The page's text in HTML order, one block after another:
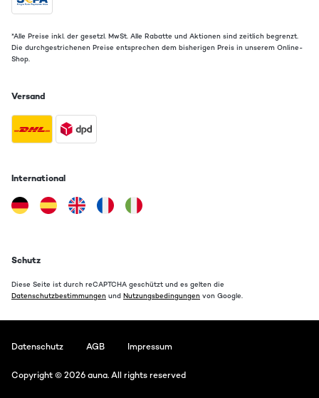
*Alle Preise inkl. der gesetzl. MwSt. Alle Rabatte und Aktionen sind zeitlich begrenzt.
Die durchgestrichenen Preise entsprechen dem bisherigen Preis in unserem Online-
Shop.
Versand
International
Schutz
Diese Seite ist durch reCAPTCHA geschützt und es gelten die
Datenschutzbestimmungen und Nutzungsbedingungen von Google.
Datenschutz AGB Impressum
Copyright © 2026 auna. All rights reserved